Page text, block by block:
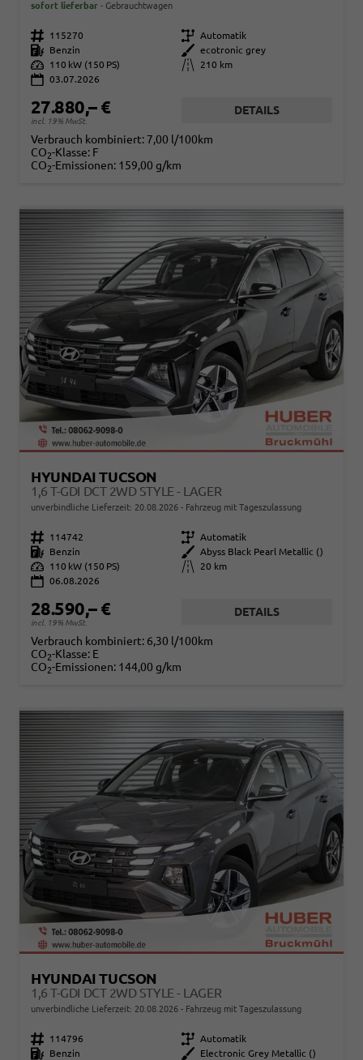
sofort lieferbar Gebrauchtwagen
Fahrzeugnr. 115270 Getriebe Automatik
Kraftstoff
Benzin Außenfarbe
ecotronic grey
Leistung
110 kW (150 PS) Kilometerstand
210 km
03.07.2026
27.880,– €
incl. 19% MwSt.
DETAILS
Verbrauch kombiniert: 7,00 l/100km
CO2-Klasse: F
CO2-Emissionen: 159,00 g/km
HYUNDAI TUCSON
1,6 T-GDI DCT 2WD STYLE - LAGER
unverbindliche Lieferzeit: 20.08.2026 Fahrzeug mit Tageszulassung
Fahrzeugnr. 114742 Getriebe Automatik
Kraftstoff
Benzin Außenfarbe
Abyss Black Pearl Metallic ()
Leistung
110 kW (150 PS) Kilometerstand
20 km
06.08.2026
28.590,– €
incl. 19% MwSt.
DETAILS
Verbrauch kombiniert: 6,30 l/100km
CO2-Klasse: E
CO2-Emissionen: 144,00 g/km
HYUNDAI TUCSON
1,6 T-GDI DCT 2WD STYLE - LAGER
unverbindliche Lieferzeit: 20.08.2026 Fahrzeug mit Tageszulassung
Fahrzeugnr. 114796 Getriebe Automatik
Kraftstoff
Benzin Außenfarbe
Electronic Grey Metallic ()